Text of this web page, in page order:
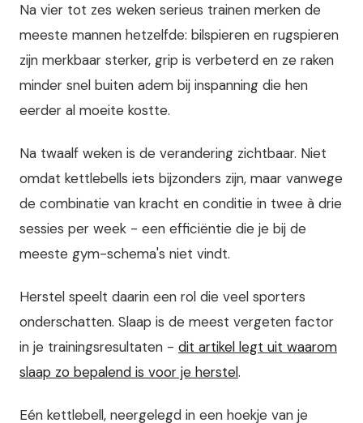
Na vier tot zes weken serieus trainen merken de
meeste mannen hetzelfde: bilspieren en rugspieren
zijn merkbaar sterker, grip is verbeterd en ze raken
minder snel buiten adem bij inspanning die hen
eerder al moeite kostte.
Na twaalf weken is de verandering zichtbaar. Niet
omdat kettlebells iets bijzonders zijn, maar vanwege
de combinatie van kracht en conditie in twee à drie
sessies per week - een efficiëntie die je bij de
meeste gym-schema's niet vindt.
Herstel speelt daarin een rol die veel sporters
onderschatten. Slaap is de meest vergeten factor
in je trainingsresultaten - dit artikel legt uit waarom
slaap zo bepalend is voor je herstel.
Eén kettlebell, neergelegd in een hoekje van je